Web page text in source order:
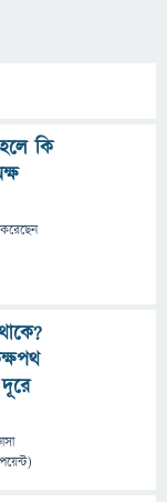
কি
করেছেন
পয়েন্ট)